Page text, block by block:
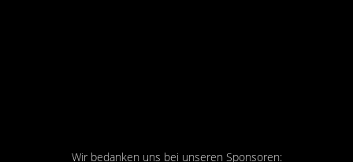
Wir bedanken uns bei unseren Sponsoren: